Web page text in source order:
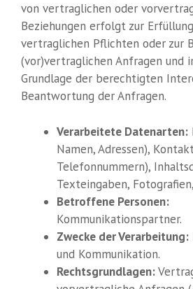
von vertraglichen oder
Beziehungen erfolgt zur
vertraglichen Pflichten oder zur
(vor)vertraglichen Anfragen und
Grundlage der berechtigten
Beantwortung der Anfragen.
Verarbeitete Datenarten:
Namen, Adressen),
Telefonnummern),
Texteingaben,
Betroffene Personen:
Kommunikationspartner.
Zwecke der Verarbeitung:
und Kommunikation.
Rechtsgrundlagen: